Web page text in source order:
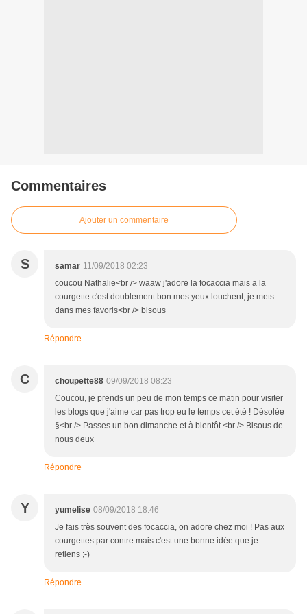
Commentaires
Ajouter un commentaire
S samar 11/09/2018 02:23
coucou Nathalie<br /> waaw j'adore la focaccia mais a la
courgette c'est doublement bon mes yeux louchent, je mets
dans mes favoris<br /> bisous
Répondre
C choupette88 09/09/2018 08:23
Coucou, je prends un peu de mon temps ce matin pour visiter
les blogs que j'aime car pas trop eu le temps cet été ! Désolée
§<br /> Passes un bon dimanche et à bientôt.<br /> Bisous de
nous deux
Répondre
Y yumelise 08/09/2018 18:46
Je fais très souvent des focaccia, on adore chez moi ! Pas aux
courgettes par contre mais c'est une bonne idée que je
retiens ;-)
Répondre